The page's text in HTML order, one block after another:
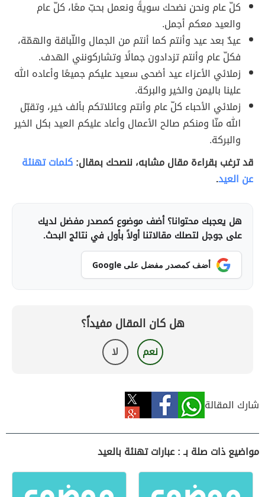
كلّ عام ونحن نضحك سويةً ونعمل بحبّ معًا، كلّ عام
والعيد معكم أجمل.
عيدٌ بعد عيد وأنتم كما أنتم من الجمال واللّباقة والهمّة،
فكلّ عام وأنتم تزدادون جمالًا وتشاركونني الهدف.
زملائي الأعزاء عيد أضحى سعيد عليكم جميعًا وأعاده الله
علينا باليمن والخير والبركة.
زملائي الأحباء كلّ عام وأنتم وعائلاتكم بألف خير، وتقبّل
الله منّا ومنكم صالح الأعمال وأعاد عليكم العيد بكل الخير
والبركة.
قد ترغب بقراءة مقال مشابه، ننصحك بمقال:كلمات تهنئة
عن العيد.
هل يعجبك محتوانا؟ أضف موضوع كمصدر مفضل لديك
على جوجل لتصلك مقالاتنا أولاً بأول في نتائج البحث.
أضف كمصدر مفضل على Google
هل كان المقال مفيداً؟
نعم لا
شارك المقالة
مواضيع ذات صلة بـ : عبارات تهنئة بالعيد